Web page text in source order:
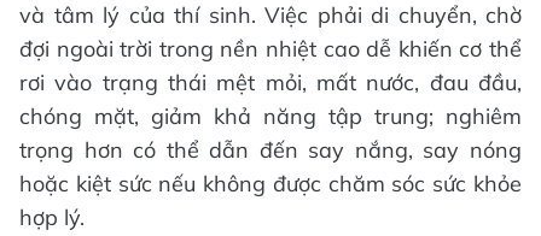
và tâm lý của thí sinh. Việc phải di chuyển, chờ
đợi ngoài trời trong nền nhiệt cao dễ khiến cơ thể
rơi vào trạng thái mệt mỏi, mất nước, đau đầu,
chóng mặt, giảm khả năng tập trung; nghiêm
trọng hơn có thể dẫn đến say nắng, say nóng
hoặc kiệt sức nếu không được chăm sóc sức khỏe
hợp lý.